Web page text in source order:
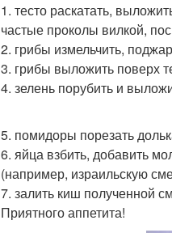
1. тесто раскатать,
частые проколы вилкой,
2. грибы измельчить,
3. грибы выложить поверх
4. зелень порубить и
5. помидоры порезать
6. яйца взбить, добавить
(например, израильскую
7. залить киш полученной
Приятного аппетита!